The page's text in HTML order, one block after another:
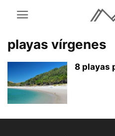
playas vírgenes
8 playas